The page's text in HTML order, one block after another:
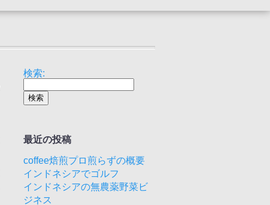
検索:
最近の投稿
coffee焙煎プロ煎らずの概要
インドネシアでゴルフ
インドネシアの無農薬野菜ビ
ジネス